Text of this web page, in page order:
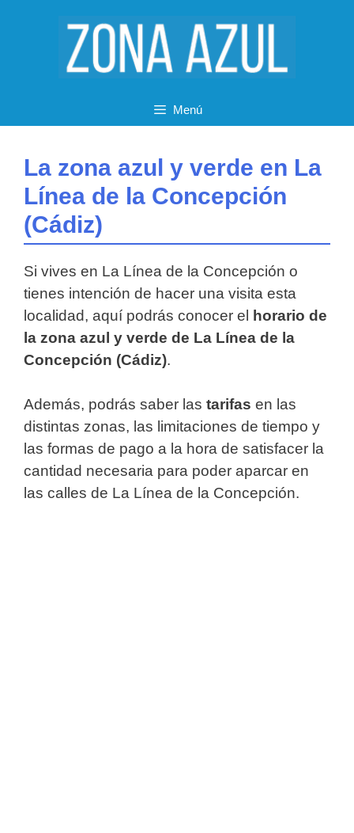
Menú
La zona azul y verde en La
Línea de la Concepción
(Cádiz)
Si vives en La Línea de la Concepción o
tienes intención de hacer una visita esta
localidad, aquí podrás conocer el horario de
la zona azul y verde de La Línea de la
Concepción (Cádiz).
Además, podrás saber las tarifas en las
distintas zonas, las limitaciones de tiempo y
las formas de pago a la hora de satisfacer la
cantidad necesaria para poder aparcar en
las calles de La Línea de la Concepción.